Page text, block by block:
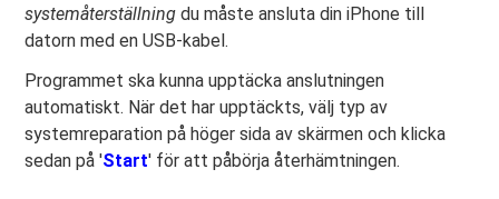
systemåterställningdu måste ansluta din iPhone till
datorn med en USB-kabel.
Programmet ska kunna upptäcka anslutningen
automatiskt. När det har upptäckts, välj typ av
systemreparation på höger sida av skärmen och klicka
sedan på 'Start' för att påbörja återhämtningen.